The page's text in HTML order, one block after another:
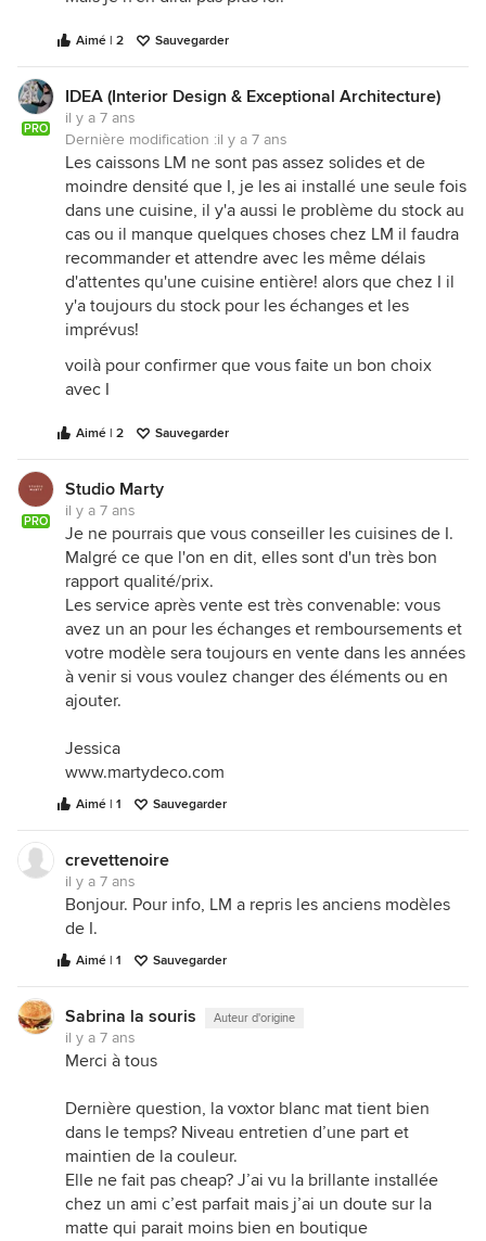
Aimé | 2 Sauvegarder
PRO
IDEA (Interior Design & Exceptional Architecture)
il y a 7 ans
Dernière modification :il y a 7 ans
Les caissons LM ne sont pas assez solides et de
moindre densité que I, je les ai installé une seule fois
dans une cuisine, il y'a aussi le problème du stock au
cas ou il manque quelques choses chez LM il faudra
recommander et attendre avec les même délais
d'attentes qu'une cuisine entière! alors que chez I il
y'a toujours du stock pour les échanges et les
imprévus!
voilà pour confirmer que vous faite un bon choix
avec I
Aimé | 2 Sauvegarder
PRO
Studio Marty
il y a 7 ans
Je ne pourrais que vous conseiller les cuisines de I.
Malgré ce que l'on en dit, elles sont d'un très bon
rapport qualité/prix.
Les service après vente est très convenable: vous
avez un an pour les échanges et remboursements et
votre modèle sera toujours en vente dans les années
à venir si vous voulez changer des éléments ou en
ajouter.
Jessica
www.martydeco.com
Aimé | 1 Sauvegarder
crevettenoire
il y a 7 ans
Bonjour. Pour info, LM a repris les anciens modèles
de I.
Aimé | 1 Sauvegarder
Sabrina la souris Auteur d'origine
il y a 7 ans
Merci à tous
Dernière question, la voxtor blanc mat tient bien
dans le temps? Niveau entretien d’une part et
maintien de la couleur.
Elle ne fait pas cheap? J’ai vu la brillante installée
chez un ami c’est parfait mais j’ai un doute sur la
matte qui parait moins bien en boutique